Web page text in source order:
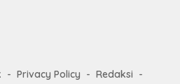
Privacy Policy
Redaksi